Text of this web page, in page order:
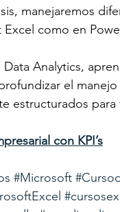
manejaremos
como en
Analytics,
el
estructurados para
con KPI’s
#Microsoft